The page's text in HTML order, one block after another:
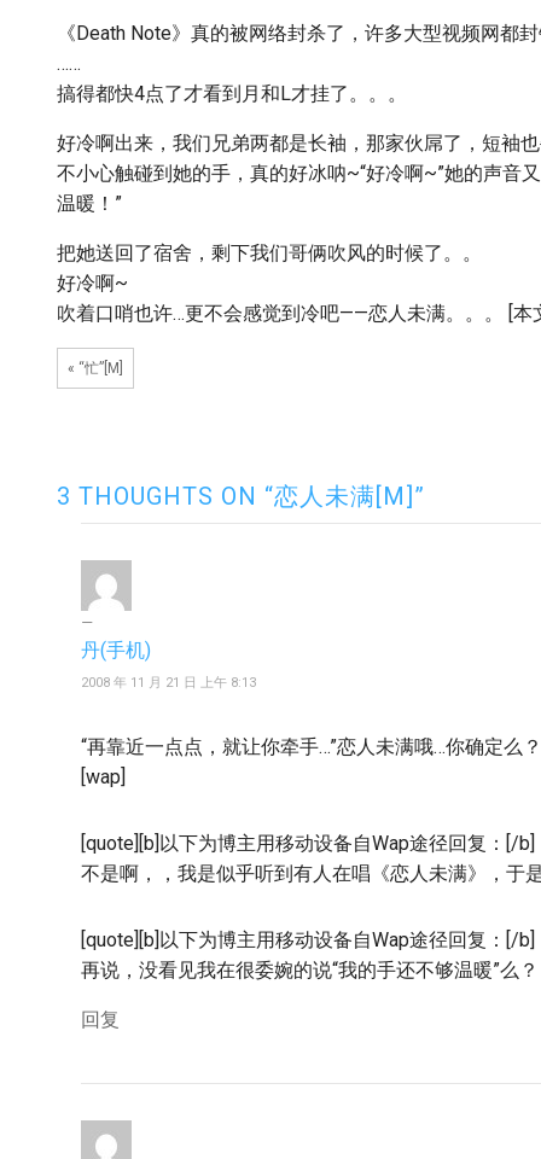
《Death Note》真的被网络封杀了，许多大型视频网都
……
搞得都快4点了才看到月和L才挂了。。。
好冷啊出来，我们兄弟两都是长袖，那家伙屌了，短袖
不小心触碰到她的手，真的好冰呐~“好冷啊~”她的声音
温暖！”
把她送回了宿舍，剩下我们哥俩吹风的时候了。。
好冷啊~
吹着口哨也许…更不会感觉到冷吧——恋人未满。。。 [本
« “忙”[M]
3 THOUGHTS ON “恋人未满[M]”
丹(手机)
2008 年 11 月 21 日 上午 8:13
“再靠近一点点，就让你牵手…”恋人未满哦…你确定么
[wap]
[quote][b]以下为博主用移动设备自Wap途径回复：[/b]
不是啊，，我是似乎听到有人在唱《恋人未满》，于
[quote][b]以下为博主用移动设备自Wap途径回复：[/b]
再说，没看见我在很委婉的说“我的手还不够温暖”么
回复